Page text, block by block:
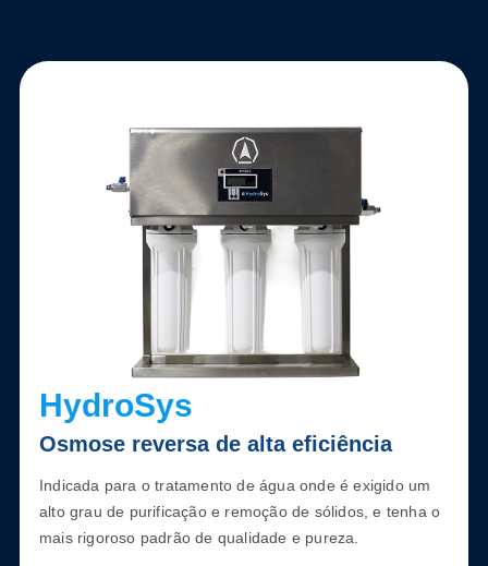
HydroSys
Osmose reversa de alta eficiência
Indicada para o tratamento de água onde é exigido um
alto grau de purificação e remoção de sólidos, e tenha o
mais rigoroso padrão de qualidade e pureza.